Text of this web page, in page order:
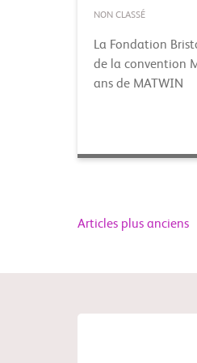
NON CLASSÉ
La Fondation
de la convention
ans de MATWIN
Navigation
Articles plus anciens